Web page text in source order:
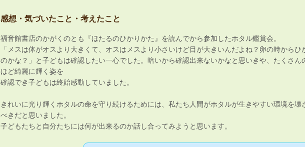
感想・気づいたこと・考えたこと
福音館書店のかがくのとも『ほたるのひかりかた』を読んでから参加したホタル鑑賞会。
「メスは体がオスより大きくて、オスはメスより小さいけど目が大きいんだよね？卵の時から
のかな？」と子どもは確認したい一心でした。暗いから確認出来ないかなと思いきや、たくさん
ほど綺麗に輝く姿を
確認でき子どもは終始感動していました。
きれいに光り輝くホタルの命を守り続けるためには、私たち人間がホタルが生きやすい環境を壊
べきだと思いました。
子どもたちと自分たちには何が出来るのか話し合ってみようと思います。